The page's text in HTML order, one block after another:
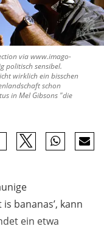
via www.imago-
politisch sensibel.
wirklich ein bisschen
schon
in Mel Gibsons "die
bananas’, kann
ein etwa